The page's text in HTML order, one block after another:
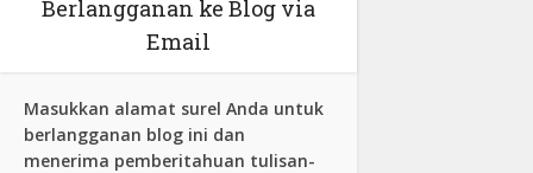
Berlangganan ke Blog via
Email
Masukkan alamat surel Anda untuk
berlangganan blog ini dan
menerima pemberitahuan tulisan-